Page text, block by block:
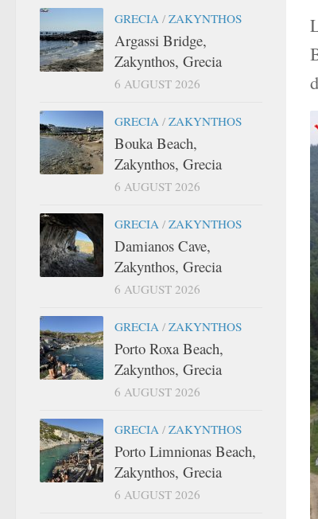
GRECIA / ZAKYNTHOS
Argassi Bridge,
Zakynthos, Grecia
6 AUGUST 2026
GRECIA / ZAKYNTHOS
Bouka Beach,
Zakynthos, Grecia
6 AUGUST 2026
GRECIA / ZAKYNTHOS
Damianos Cave,
Zakynthos, Grecia
6 AUGUST 2026
GRECIA / ZAKYNTHOS
Porto Roxa Beach,
Zakynthos, Grecia
6 AUGUST 2026
GRECIA / ZAKYNTHOS
Porto Limnionas Beach,
Zakynthos, Grecia
6 AUGUST 2026